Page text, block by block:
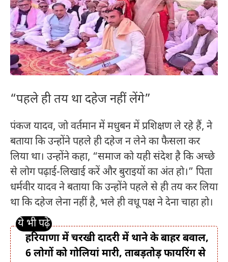
“पहले ही तय था दहेज नहीं लेंगे”
पंकज यादव, जो वर्तमान में मधुबन में प्रशिक्षण ले रहे हैं, ने
बताया कि उन्होंने पहले ही दहेज न लेने का फैसला कर
लिया था। उन्होंने कहा, “समाज को यही संदेश है कि अच्छे
से लोग पढ़ाई-लिखाई करें और बुराइयों का अंत हो।” पिता
धर्मवीर यादव ने बताया कि उन्होंने पहले से ही तय कर लिया
था कि दहेज लेना नहीं है, भले ही वधू पक्ष ने देना चाहा हो।
हरियाणा में चरखी दादरी में थाने के बाहर बवाल,
6 लोगों को गोलियां मारी, ताबड़तोड़ फायरिंग से